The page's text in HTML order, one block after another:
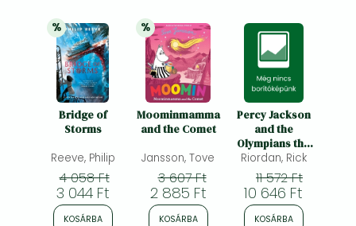
25%
% kedvezmény
Bridge of
Storms
Reeve, Philip
4 058 Ft
3 044 Ft
KOSÁRBA
20%
% kedvezmény
Moominmamma
and the Comet
Jansson, Tove
3 607 Ft
2 885 Ft
KOSÁRBA
Percy Jackson
and the
Olympians the
Sea of Monsters
Deluxe
Collector's
Edition
Riordan, Rick
11 572 Ft
10 646 Ft
KOSÁRBA